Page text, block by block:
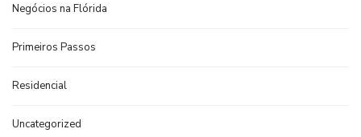
Negócios na Flórida
Primeiros Passos
Residencial
Uncategorized